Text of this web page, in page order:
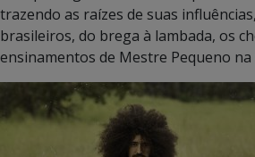
trazendo as raízes de suas
brasileiros, do brega à lambada, os
ensinamentos de Mestre Pequeno na